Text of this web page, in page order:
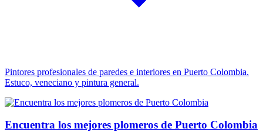
Pintores profesionales de paredes e interiores en Puerto Colombia.
Estuco, veneciano y pintura general.
Encuentra los mejores plomeros de Puerto Colombia